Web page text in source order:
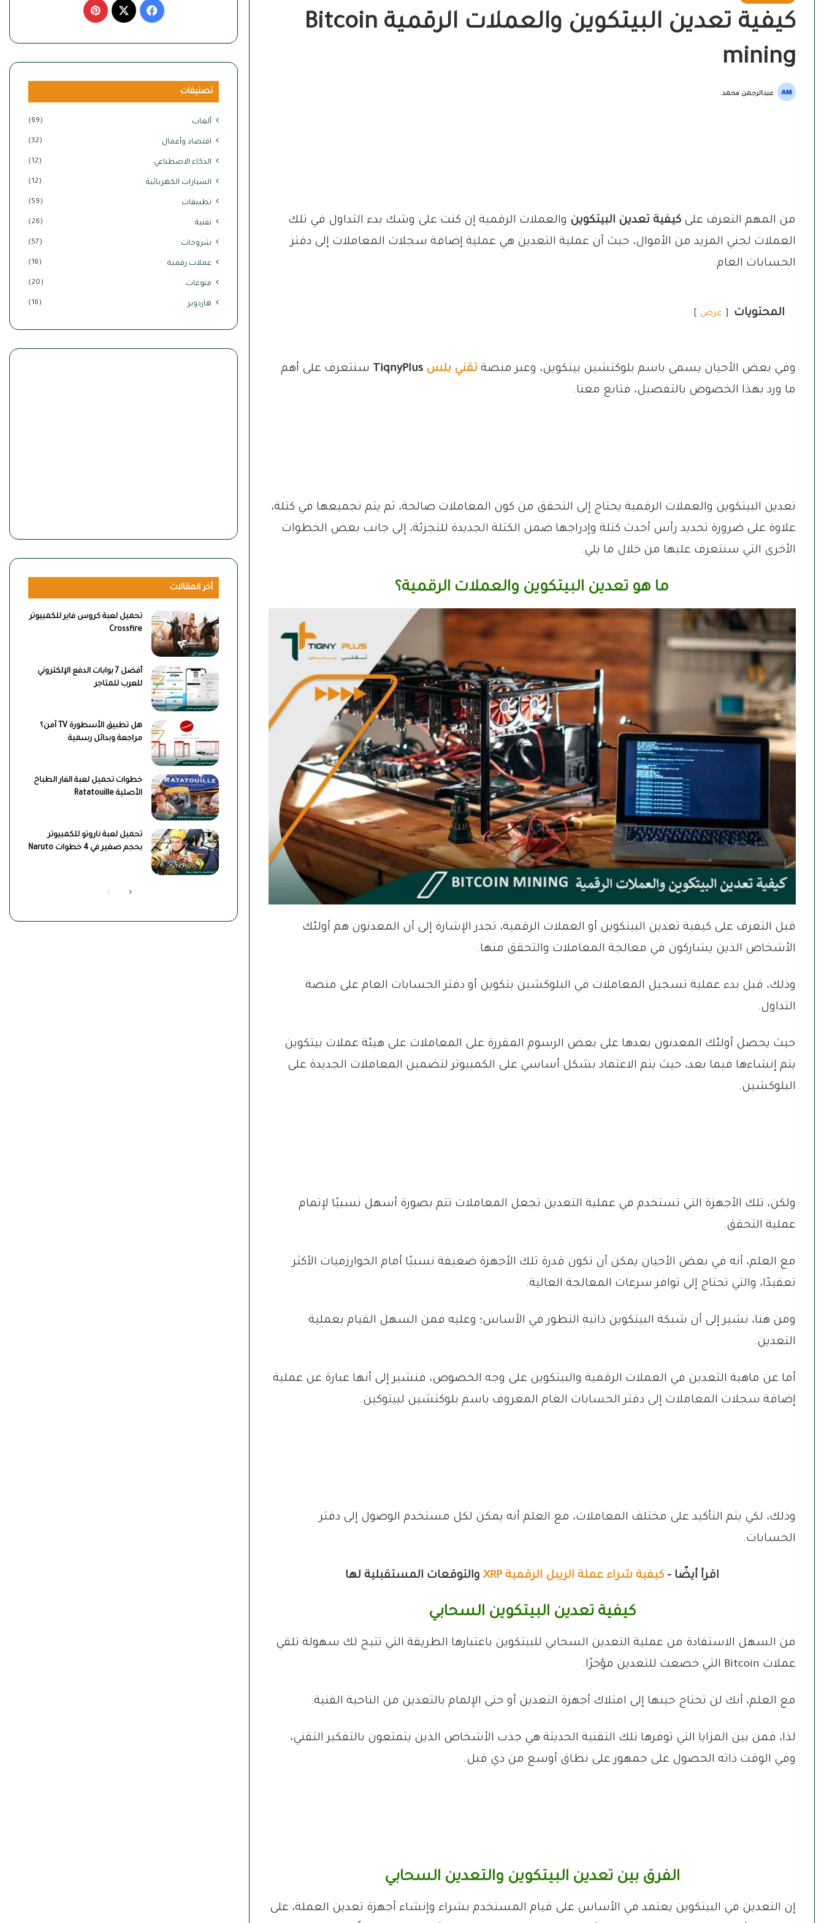
كيفية تعدين البيتكوين والعملات الرقمية Bitcoin
mining
عبدالرحمن محمد
من المهم التعرف على كيفية تعدين البيتكوين والعملات الرقمية إن كنت على وشك بدء التداول في تلك
العملات لجني المزيد من الأموال، حيث أن عملية التعدين هي عملية إضافة سجلات المعاملات إلى دفتر
الحسابات العام.
المحتويات عرض
وفي بعض الأحيان يسمى باسم بلوكتشين بيتكوين، وعبر منصة تقني بلس
سنتعرف على أهم
ما ورد بهذا الخصوص بالتفصيل، فتابع معنا.
تعدين البيتكوين والعملات الرقمية يحتاج إلى التحقق من كون المعاملات صالحة، ثم يتم تجميعها في كتلة،
علاوة على ضرورة تحديد رأس أحدث كتلة وإدراجها ضمن الكتلة الجديدة للتجزئة، إلى جانب بعض الخطوات
الأخرى التي سنتعرف عليها من خلال ما يلي.
ما هو تعدين البيتكوين والعملات الرقمية؟
قبل التعرف على كيفية تعدين البيتكوين أو العملات الرقمية، تجدر الإشارة إلى أن المعدنون هم أولئك
الأشخاص الذين يشاركون في معالجة المعاملات والتحقق منها.
وذلك، قبل بدء عملية تسجيل المعاملات في البلوكشين بتكوين أو دفتر الحسابات العام على منصة
التداول.
حيث يحصل أولئك المعدنون بعدها على بعض الرسوم المقررة على المعاملات على هيئة عملات بيتكوين
يتم إنشاءها فيما بعد، حيث يتم الاعتماد بشكل أساسي على الكمبيوتر لتضمين المعاملات الجديدة على
البلوكشين.
ولكن، تلك الأجهزة التي تستخدم في عملية التعدين تجعل المعاملات تتم بصورة أسهل نسبيًا لإتمام
عملية التحقق.
مع العلم، أنه في بعض الأحيان يمكن أن تكون قدرة تلك الأجهزة ضعيفة نسبيًا أمام الخوارزميات الأكثر
تعقيدًا، والتي تحتاج إلى توافر سرعات المعالجة العالية.
ومن هنا، نشير إلى أن شبكة البيتكوين ذاتية التطور في الأساس؛ وعليه فمن السهل القيام بعملية
التعدين.
أما عن ماهية التعدين في العملات الرقمية والبيتكوين على وجه الخصوص، فنشير إلى أنها عبارة عن عملية
إضافة سجلات المعاملات إلى دفتر الحسابات العام المعروف باسم بلوكتشين لبيتوكين.
وذلك، لكي يتم التأكيد على مختلف المعاملات، مع العلم أنه يمكن لكل مستخدم الوصول إلى دفتر
الحسابات.
اقرأ أيضًا –كيفية شراء عملة الريبل الرقمية XRP والتوقعات المستقبلية لها
كيفية تعدين البيتكوين السحابي
من السهل الاستفادة من عملية التعدين السحابي للبيتكوين باعتبارها الطريقة التي تتيح لك سهولة تلقي
عملات Bitcoin التي خضعت للتعدين مؤخرًا.
مع العلم، أنك لن تحتاج حينها إلى امتلاك أجهزة التعدين أو حتى الإلمام بالتعدين من الناحية الفنية.
لذا، فمن بين المزايا التي توفرها تلك التقنية الحديثة هي جذب الأشخاص الذين يتمتعون بالتفكير التقني،
وفي الوقت ذاته الحصول على جمهور على نطاق أوسع من ذي قبل.
الفرق بين تعدين البيتكوين والتعدين السحابي
إن التعدين في البيتكوين يعتمد في الأساس على قيام المستخدم بشراء وإنشاء أجهزة تعدين العملة، على
فيسبوك
‫X بينتيريست
تصنيفات
ألعاب (69)
اقتصاد وأعمال (32)
الذكاء الاصطناعي (12)
السيارات الكهربائية (12)
تطبيقات (59)
تقنية (26)
شروحات (57)
عملات رقمية (16)
منوعات (20)
هاردوير (16)
أخر المقالات
تحميل لعبة كروس فاير للكمبيوتر
Crossfire
أفضل 7 بوابات الدفع الإلكتروني
للعرب للمتاجر
هل تطبيق الأسطورة TV آمن؟
مراجعة وبدائل رسمية
خطوات تحميل لعبة الفار الطباخ
الأصلية Ratatouille
تحميل لعبة ناروتو للكمبيوتر
بحجم صغير في 4 خطوات Naruto
الصفحةالصفحة